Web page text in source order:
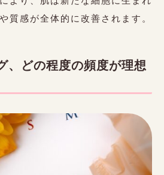
質感が全体的に改善されます。
、どの程度の頻度が理想